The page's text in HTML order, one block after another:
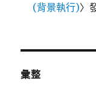
(背景執行)〉
彙整